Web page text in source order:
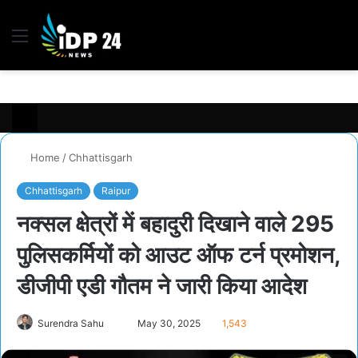
Menu
Home /Chhattisgarh
Chhattisgarh Raipur
नक्सल क्षेत्रों में बहादुरी दिखाने वाले 295
पुलिसकर्मियों को आउट ऑफ टर्न प्रमोशन,
डीजीपी एडी गौतम ने जारी किया आदेश
Surendra Sahu May 30, 2025 1,543